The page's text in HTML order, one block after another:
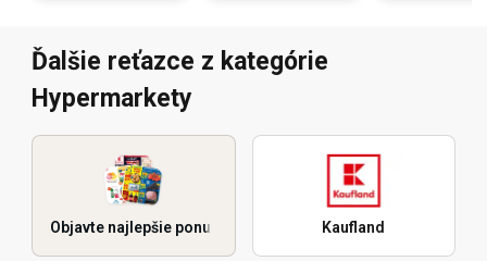
Ďalšie reťazce z kategórie
Hypermarkety
Objavte najlepšie ponuky Kaufland